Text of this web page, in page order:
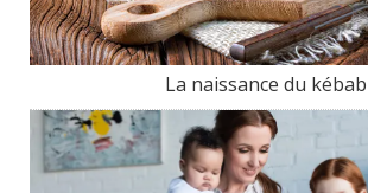
La naissance du kébab